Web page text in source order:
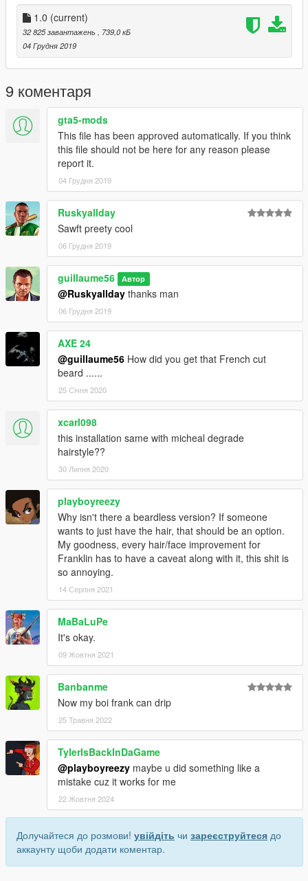
1.0 (current)
32 825 завантажень
, 739,0 кБ
04 Грудня 2019
9 коментаря
gta5-mods
This file has been approved automatically. If you think
this file should not be here for any reason please
report it.
04 Грудня 2019
Ruskyallday
Sawft preety cool
06 Грудня 2019
guillaume56 Автор
@Ruskyallday thanks man
06 Грудня 2019
AXE 24
@guillaume56 How did you get that French cut
beard ......
25 Січня 2020
xcarl098
this installation same with micheal degrade
hairstyle??
30 Липня 2020
playboyreezy
Why isn't there a beardless version? If someone
wants to just have the hair, that should be an option.
My goodness, every hair/face improvement for
Franklin has to have a caveat along with it, this shit is
so annoying.
14 Серпня 2021
MaBaLuPe
It's okay.
09 Жовтня 2021
Banbanme
Now my boi frank can drip
25 Травня 2022
TylerIsBackInDaGame
@playboyreezy maybe u did something like a
mistake cuz it works for me
22 Жовтня 2024
Долучайтеся до розмови! увійдіть чи зареєструйтеся до
аккаунту щоби додати коментар.